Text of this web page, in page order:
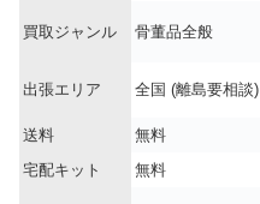
買取ジャンル 骨董品全般
出張エリア 全国 (離島要相談)
送料
無料
宅配キット
無料